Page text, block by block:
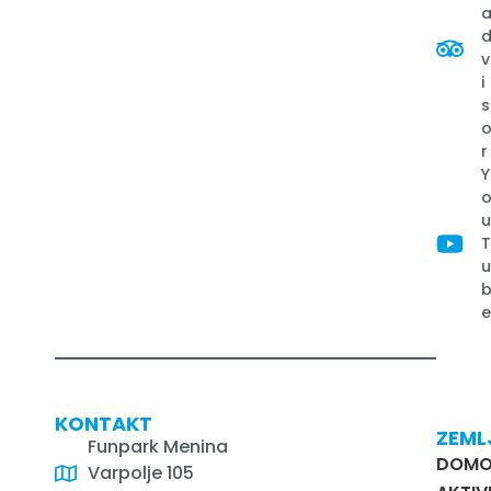
v
i
s
r
Y
u
T
u
e
KONTAKT
Funpark Menina
Varpolje 105